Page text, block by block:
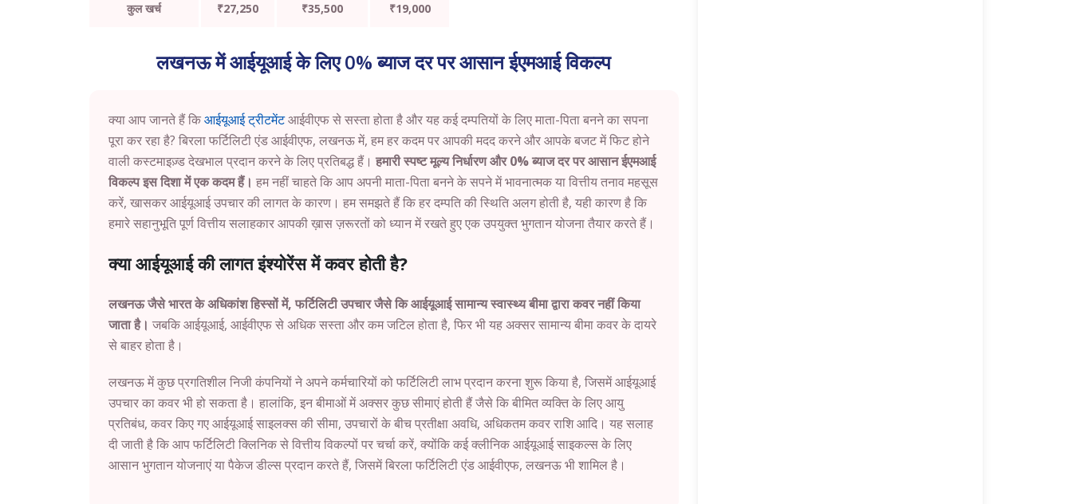
कुल खर्च ₹27,250 ₹35,500 ₹19,000
लखनऊ में आईयूआई के लिए 0% ब्याज दर पर आसान ईएमआई विकल्प
क्या आप जानते हैं किआईयूआई ट्रीटमेंटआईवीएफ से सस्ता होता है और यह कई दम्पतियों के लिए माता-पिता बनने का सपना
पूरा कर रहा है? बिरला फर्टिलिटी एंड आईवीएफ, लखनऊमें, हम हर कदम पर आपकी मदद करने और आपके बजट में फिट होने
वाली कस्टमाइज़्ड देखभाल प्रदान करने के लिए प्रतिबद्ध हैं। हमारी स्पष्ट मूल्य निर्धारण और 0% ब्याज दर पर आसान ईएमआई
विकल्प इस दिशा में एक कदम हैं। हम नहीं चाहते कि आप अपनी माता-पिता बनने के सपने में भावनात्मक या वित्तीय तनाव महसूस
करें, खासकर आईयूआई उपचार की लागत के कारण। हम समझते हैं कि हर दम्पति की स्थिति अलग होती है, यही कारण है कि
हमारे सहानुभूति पूर्ण वित्तीय सलाहकार आपकी ख़ास ज़रूरतों को ध्यान में रखते हुए एक उपयुक्त भुगतान योजना तैयार करते हैं।
क्या आईयूआई की लागत इंश्योरेंस में कवर होती है?
लखनऊजैसे भारत के अधिकांश हिस्सों में, फर्टिलिटी उपचार जैसे कि आईयूआई सामान्य स्वास्थ्य बीमा द्वारा कवर नहीं किया
जाता है। जबकि आईयूआई, आईवीएफ से अधिक सस्ता और कम जटिल होता है, फिर भी यह अक्सर सामान्य बीमा कवर के दायरे
से बाहर होता है।
लखनऊमें कुछ प्रगतिशील निजी कंपनियों ने अपने कर्मचारियों को फर्टिलिटी लाभ प्रदान करना शुरू किया है, जिसमें आईयूआई
उपचार का कवर भी हो सकता है। हालांकि, इन बीमाओं में अक्सर कुछ सीमाएं होती हैं जैसे कि बीमित व्यक्ति के लिए आयु
प्रतिबंध, कवर किए गए आईयूआई साइलक्स की सीमा, उपचारों के बीच प्रतीक्षा अवधि, अधिकतम कवर राशि आदि। यह सलाह
दी जाती है कि आप फर्टिलिटी क्लिनिक से वित्तीय विकल्पों पर चर्चा करें, क्योंकि कई क्लीनिक आईयूआई साइकल्स के लिए
आसान भुगतान योजनाएं या पैकेज डील्स प्रदान करते हैं, जिसमें बिरला फर्टिलिटी एंड आईवीएफ, लखनऊभी शामिल है।